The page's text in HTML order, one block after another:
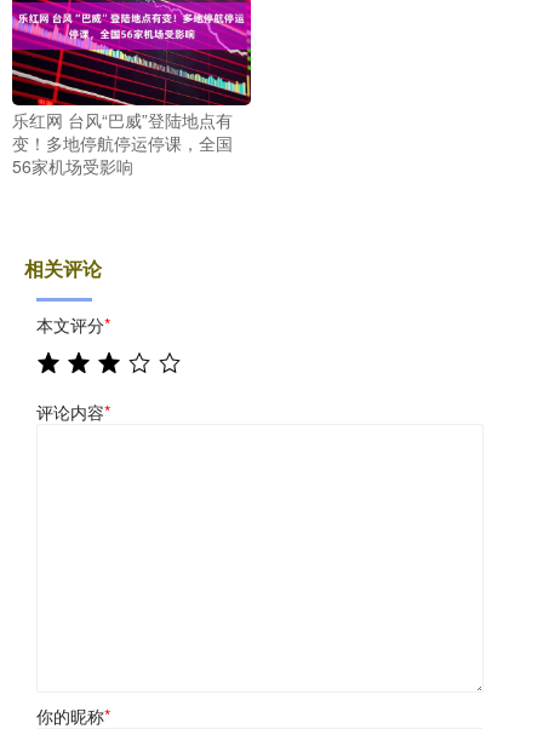
乐红网 台风“巴威”登陆地点有
变！多地停航停运停课，全国
56家机场受影响
相关评论
本文评分*
评论内容*
你的昵称*